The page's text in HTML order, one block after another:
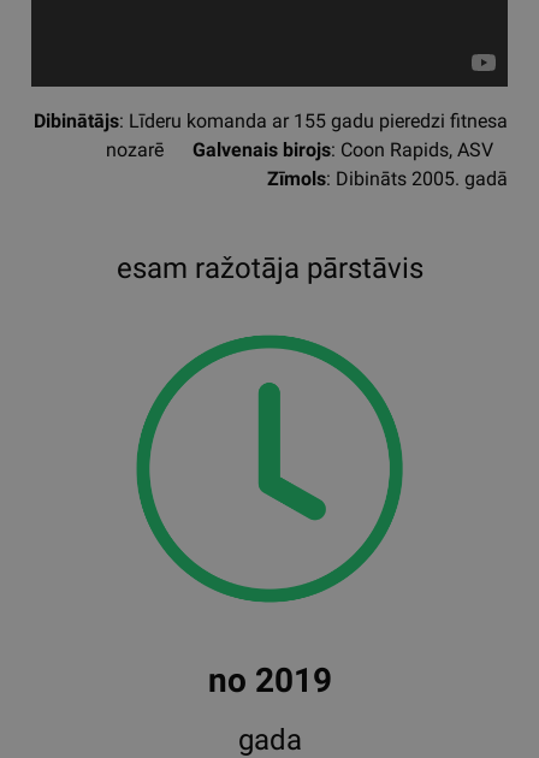
Dibinātājs: Līderu komanda ar 155 gadu pieredzi fitnesa
nozarē Galvenais birojs: Coon Rapids, ASV
Zīmols: Dibināts 2005. gadā
esam ražotāja pārstāvis
no 2019
gada